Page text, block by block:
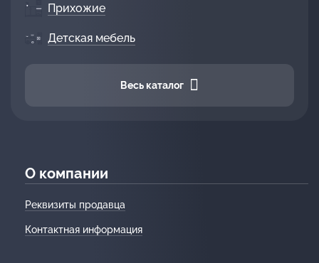
Прихожие
Детская мебель
Весь каталог
О компании
Реквизиты продавца
Контактная информация